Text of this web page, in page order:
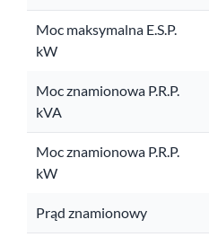
Moc maksymalna E.S.P.
kW
Moc znamionowa P.R.P.
kVA
Moc znamionowa P.R.P.
kW
Prąd znamionowy